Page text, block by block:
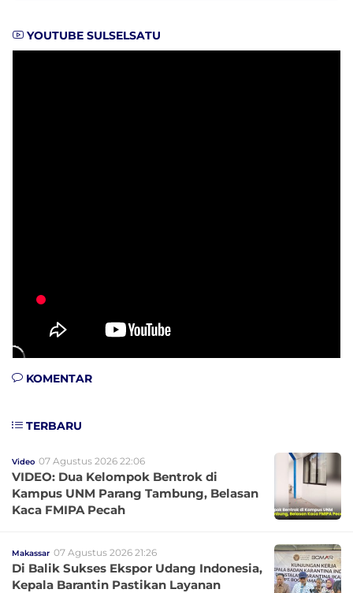
YOUTUBE SULSELSATU
KOMENTAR
TERBARU
Video 07 Agustus 2026 22:06
VIDEO: Dua Kelompok Bentrok di
Kampus UNM Parang Tambung, Belasan
Kaca FMIPA Pecah
Makassar 07 Agustus 2026 21:26
Di Balik Sukses Ekspor Udang Indonesia,
Kepala Barantin Pastikan Layanan